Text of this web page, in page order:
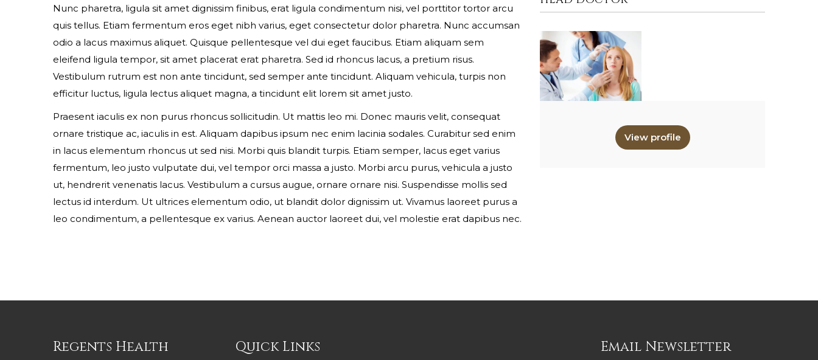
Nunc pharetra, ligula sit amet dignissim finibus, erat ligula condimentum nisi, vel porttitor tortor arcu
quis tellus. Etiam fermentum eros eget nibh varius, eget consectetur dolor pharetra. Nunc accumsan
odio a lacus maximus aliquet. Quisque pellentesque vel dui eget faucibus. Etiam aliquam sem
eleifend ligula tempor, sit amet placerat erat pharetra. Sed id rhoncus lacus, a pretium risus.
Vestibulum rutrum est non ante tincidunt, sed semper ante tincidunt. Aliquam vehicula, turpis non
efficitur luctus, ligula lectus aliquet magna, a tincidunt elit lorem sit amet justo.
Praesent iaculis ex non purus rhoncus sollicitudin. Ut mattis leo mi. Donec mauris velit, consequat
ornare tristique ac, iaculis in est. Aliquam dapibus ipsum nec enim lacinia sodales. Curabitur sed enim
in lacus elementum rhoncus ut sed nisi. Morbi quis blandit turpis. Etiam semper, lacus eget varius
fermentum, leo justo vulputate dui, vel tempor orci massa a justo. Morbi arcu purus, vehicula a justo
ut, hendrerit venenatis lacus. Vestibulum a cursus augue, ornare ornare nisi. Suspendisse mollis sed
lectus id interdum. Ut ultrices elementum odio, ut blandit dolor dignissim ut. Vivamus laoreet purus a
leo condimentum, a pellentesque ex varius. Aenean auctor laoreet dui, vel molestie erat dapibus nec.
Date of birth Gender*
Address*
View profile
Regents Health Quick Links Email Newsletter